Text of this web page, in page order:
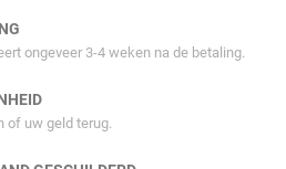
ongeveer 3-4 weken na de betaling.
of uw geld terug.